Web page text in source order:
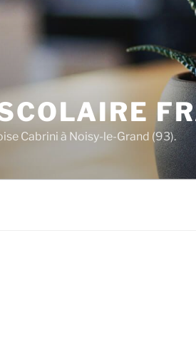
Cabrini à Noisy-le-Grand (93).